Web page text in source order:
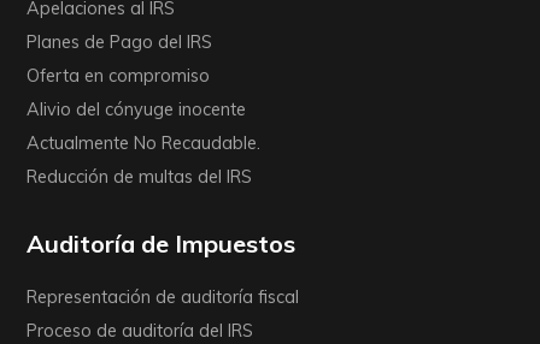
Apelaciones al IRS
Planes de Pago del IRS
Oferta en compromiso
Alivio del cónyuge inocente
Actualmente No Recaudable.
Reducción de multas del IRS
Auditoría de Impuestos
Representación de auditoría fiscal
Proceso de auditoría del IRS